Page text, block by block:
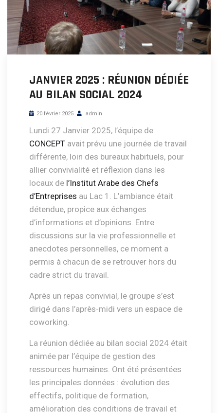
JANVIER 2025 : RÉUNION DÉDIÉE
AU BILAN SOCIAL 2024
20 février 2025 admin
Lundi 27 Janvier 2025, l’équipe de
CONCEPT avait prévu une journée de travail
différente, loin des bureaux habituels, pour
allier convivialité et réflexion dans les
locaux de l’Institut Arabe des Chefs
d’Entreprises au Lac 1. L’ambiance était
détendue, propice aux échanges
d’informations et d’opinions. Entre
discussions sur la vie professionnelle et
anecdotes personnelles, ce moment a
permis à chacun de se retrouver hors du
cadre strict du travail.
Après un repas convivial, le groupe s’est
dirigé dans l’après-midi vers un espace de
coworking.
La réunion dédiée au bilan social 2024 était
animée par l’équipe de gestion des
ressources humaines. Ont été présentées
les principales données : évolution des
effectifs, politique de formation,
amélioration des conditions de travail et